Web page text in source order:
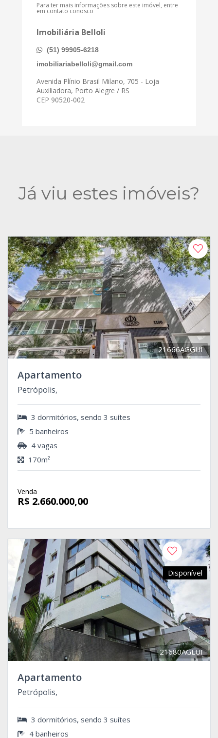
Para ter mais informações sobre este imóvel, entre
em contato conosco
Imobiliária Belloli
(51) 99905-6218
imobiliariabelloli@gmail.com
Avenida Plínio Brasil Milano, 705 - Loja
Auxiliadora, Porto Alegre / RS
CEP 90520-002
Já viu estes imóveis?
21666AGGUI
Apartamento
Petrópolis,
3 dormitórios, sendo 3 suítes
5 banheiros
4 vagas
170m²
Venda
R$ 2.660.000,00
Disponível
21680AGLUI
Apartamento
Petrópolis,
3 dormitórios, sendo 3 suítes
4 banheiros